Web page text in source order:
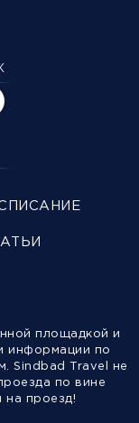
площадкой и
информации по
Sindbad Travel не
по вине
на проезд!